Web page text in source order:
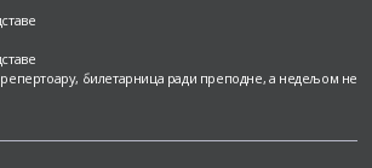
билетарница ради преподне, а недељом не